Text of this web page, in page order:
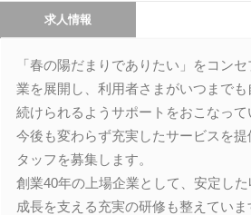
求人情報
「春の陽だまりでありたい」をコン
業を展開し、利用者さまがいつまでも
続けられるようサポートをおこなって
今後も変わらず充実したサービスを
タッフを募集します。
創業40年の上場企業として、安定し
成長を支える充実の研修も整えてい